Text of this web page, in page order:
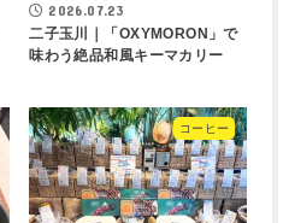
2026.07.23
二子玉川｜「OXYMORON」で
味わう絶品和風キーマカリー
コーヒー